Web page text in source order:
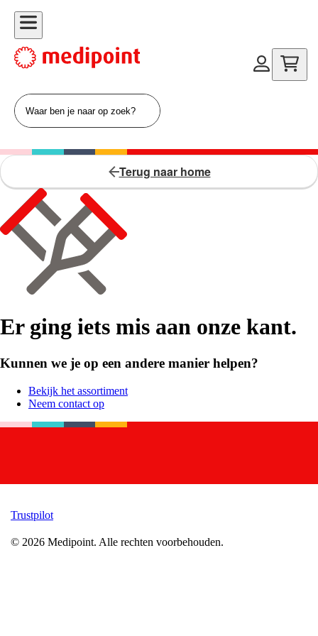
Terug naar home
Er ging iets mis aan onze kant.
Kunnen we je op een andere manier helpen?
Bekijk het assortiment
Neem contact op
Trustpilot
© 2026 Medipoint. Alle rechten voorbehouden.